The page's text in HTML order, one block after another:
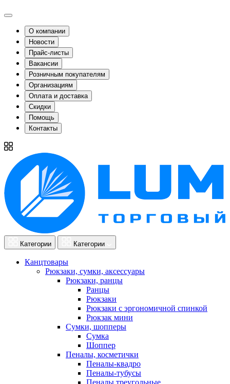
О компании
Новости
Прайс-листы
Вакансии
Розничным покупателям
Организациям
Оплата и доставка
Скидки
Помощь
Контакты
Категории Категории
Канцтовары
Рюкзаки, сумки, аксессуары
Рюкзаки, ранцы
Ранцы
Рюкзаки
Рюкзаки с эргономичной спинкой
Рюкзак мини
Сумки, шопперы
Сумка
Шоппер
Пеналы, косметички
Пеналы-квадро
Пеналы-тубусы
Пеналы треугольные